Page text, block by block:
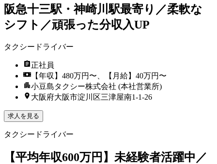
阪急十三駅・神崎川駅最寄り／柔軟な
シフト／頑張った分収入UP
タクシードライバー
正社員
【年収】480万円〜、【月給】40万円〜
小豆島タクシー株式会社 (本社営業所)
大阪府大阪市淀川区三津屋南1-1-26
求人を見る
タクシードライバー
【平均年収600万円】未経験者活躍中／